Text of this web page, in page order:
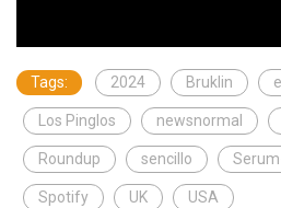
Tags: 2024 Bruklin
Los Pinglos newsnormal
Roundup sencillo
Spotify UK USA